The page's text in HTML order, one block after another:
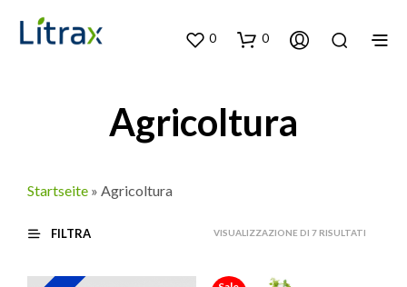
0 0
Agricoltura
Startseite » Agricoltura
FILTRA VISUALIZZAZIONE DI 7 RISULTATI